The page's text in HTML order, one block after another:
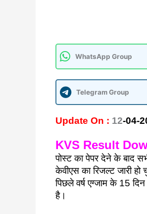
WhatsApp Group
Telegram Group
Update On : 12-04-
KVS Result
पोस्ट का पेपर देने के बाद
केवीएस का रिजल्ट जारी
पिछले वर्ष एग्जाम के 15
है।